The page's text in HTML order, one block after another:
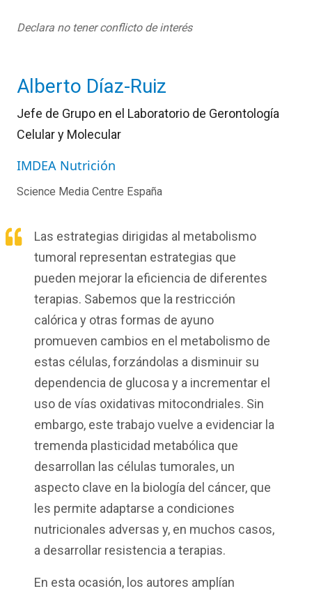
Declara no tener conflicto de interés
Alberto Díaz-Ruiz
Jefe de Grupo en el Laboratorio de Gerontología
Celular y Molecular
IMDEA Nutrición
Science Media Centre España
Las estrategias dirigidas al metabolismo
tumoral representan estrategias que
pueden mejorar la eficiencia de diferentes
terapias. Sabemos que la restricción
calórica y otras formas de ayuno
promueven cambios en el metabolismo de
estas células, forzándolas a disminuir su
dependencia de glucosa y a incrementar el
uso de vías oxidativas mitocondriales. Sin
embargo, este trabajo vuelve a evidenciar la
tremenda plasticidad metabólica que
desarrollan las células tumorales, un
aspecto clave en la biología del cáncer, que
les permite adaptarse a condiciones
nutricionales adversas y, en muchos casos,
a desarrollar resistencia a terapias.
En esta ocasión, los autores amplían